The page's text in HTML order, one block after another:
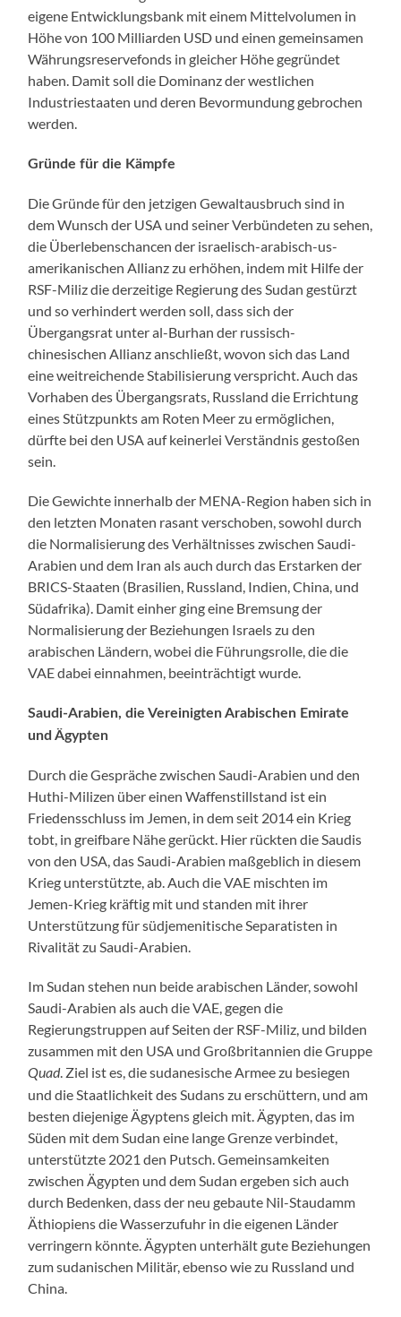
eigene Entwicklungsbank mit einem Mittelvolumen in
Höhe von 100 Milliarden USD und einen gemeinsamen
Währungsreservefonds in gleicher Höhe gegründet
haben. Damit soll die Dominanz der westlichen
Industriestaaten und deren Bevormundung gebrochen
werden.
Gründe für die Kämpfe
Die Gründe für den jetzigen Gewaltausbruch sind in
dem Wunsch der USA und seiner Verbündeten zu sehen,
die Überlebenschancen der israelisch-arabisch-us-
amerikanischen Allianz zu erhöhen, indem mit Hilfe der
RSF-Miliz die derzeitige Regierung des Sudan gestürzt
und so verhindert werden soll, dass sich der
Übergangsrat unter al-Burhan der russisch-
chinesischen Allianz anschließt, wovon sich das Land
eine weitreichende Stabilisierung verspricht. Auch das
Vorhaben des Übergangsrats, Russland die Errichtung
eines Stützpunkts am Roten Meer zu ermöglichen,
dürfte bei den USA auf keinerlei Verständnis gestoßen
sein.
Die Gewichte innerhalb der MENA-Region haben sich in
den letzten Monaten rasant verschoben, sowohl durch
die Normalisierung des Verhältnisses zwischen Saudi-
Arabien und dem Iran als auch durch das Erstarken der
BRICS-Staaten (Brasilien, Russland, Indien, China, und
Südafrika). Damit einher ging eine Bremsung der
Normalisierung der Beziehungen Israels zu den
arabischen Ländern, wobei die Führungsrolle, die die
VAE dabei einnahmen, beeinträchtigt wurde.
Saudi-Arabien, die Vereinigten Arabischen Emirate
und Ägypten
Durch die Gespräche zwischen Saudi-Arabien und den
Huthi-Milizen über einen Waffenstillstand ist ein
Friedensschluss im Jemen, in dem seit 2014 ein Krieg
tobt, in greifbare Nähe gerückt. Hier rückten die Saudis
von den USA, das Saudi-Arabien maßgeblich in diesem
Krieg unterstützte, ab. Auch die VAE mischten im
Jemen-Krieg kräftig mit und standen mit ihrer
Unterstützung für südjemenitische Separatisten in
Rivalität zu Saudi-Arabien.
Im Sudan stehen nun beide arabischen Länder, sowohl
Saudi-Arabien als auch die VAE, gegen die
Regierungstruppen auf Seiten der RSF-Miliz, und bilden
zusammen mit den USA und Großbritannien die Gruppe
Quad. Ziel ist es, die sudanesische Armee zu besiegen
und die Staatlichkeit des Sudans zu erschüttern, und am
besten diejenige Ägyptens gleich mit. Ägypten, das im
Süden mit dem Sudan eine lange Grenze verbindet,
unterstützte 2021 den Putsch. Gemeinsamkeiten
zwischen Ägypten und dem Sudan ergeben sich auch
durch Bedenken, dass der neu gebaute Nil-Staudamm
Äthiopiens die Wasserzufuhr in die eigenen Länder
verringern könnte. Ägypten unterhält gute Beziehungen
zum sudanischen Militär, ebenso wie zu Russland und
China.